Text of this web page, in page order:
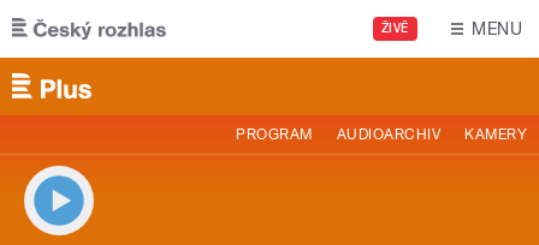
Přejít k hlavnímu obsahu
ŽIVĚ MENU
PROGRAM AUDIOARCHIV KAMERY